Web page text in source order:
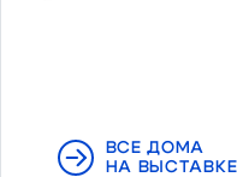
ВСЕ ДОМА
НА ВЫСТАВКЕ